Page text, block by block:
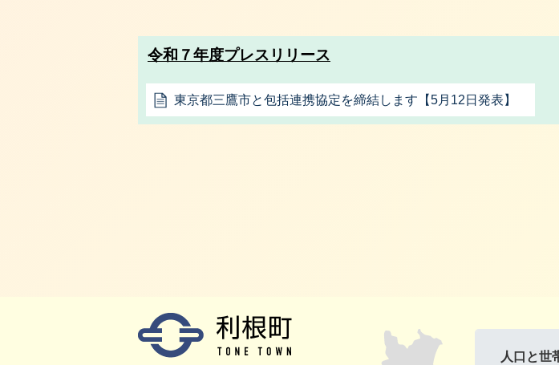
令和７年度プレスリリース
東京都三鷹市と包括連携協定を締結します【5月12日発表】